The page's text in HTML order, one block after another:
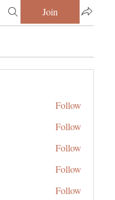
Join
Follow
Follow
Follow
Follow
Follow